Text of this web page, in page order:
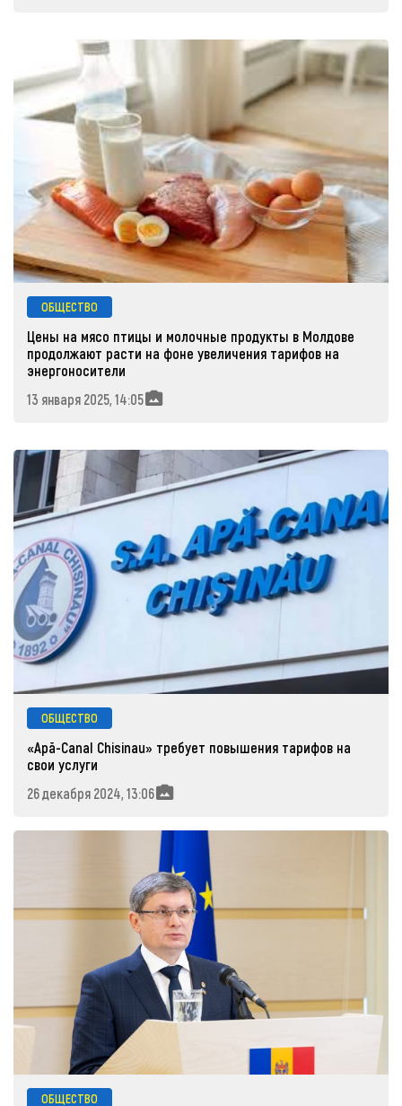
ОБЩЕСТВО
Цены на мясо птицы и молочные продукты в Молдове
продолжают расти на фоне увеличения тарифов на
энергоносители
13 января 2025, 14:05
ОБЩЕСТВО
«Apă-Canal Chisinau» требует повышения тарифов на
свои услуги
26 декабря 2024, 13:06
ОБЩЕСТВО